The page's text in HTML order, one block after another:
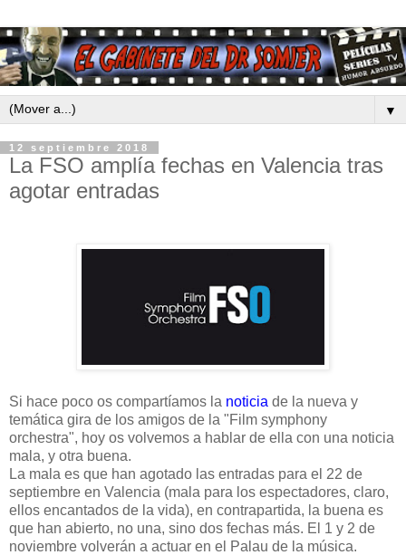
▼
12 septiembre 2018
La FSO amplía fechas en Valencia tras
agotar entradas
Si hace poco os compartíamos la noticia de la nueva y
temática gira de los amigos de la "Film symphony
orchestra", hoy os volvemos a hablar de ella con una noticia
mala, y otra buena.
La mala es que han agotado las entradas para el 22 de
septiembre en Valencia (mala para los espectadores, claro,
ellos encantados de la vida), en contrapartida, la buena es
que han abierto, no una, sino dos fechas más. El 1 y 2 de
noviembre volverán a actuar en el Palau de la música.